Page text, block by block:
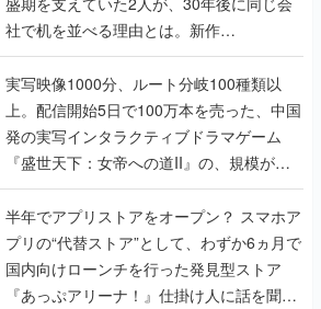
社で机を並べる理由とは。新作
『TATSUJIN EXTREME』で初タッグを組
んだレジェンド2人に訊く開発秘話
実写映像1000分、ルート分岐100種類以
上。配信開始5日で100万本を売った、中国
発の実写インタラクティブドラマゲーム
『盛世天下：女帝への道II』の、規模が違
うこだわりをプロデューサーに聞いた
半年でアプリストアをオープン？ スマホア
プリの“代替ストア”として、わずか6ヵ月で
国内向けローンチを行った発見型ストア
『あっぷアリーナ！』仕掛け人に話を聞い